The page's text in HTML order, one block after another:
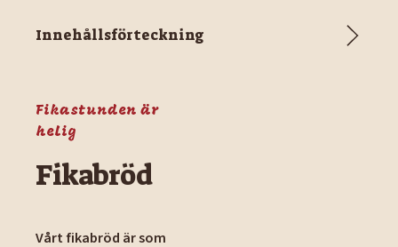
Innehållsförteckning
Fikastunden är
helig
Fikabröd
Vårt fikabröd är som